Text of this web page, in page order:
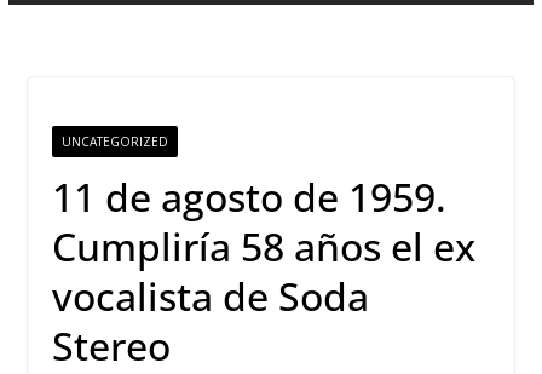
UNCATEGORIZED
11 de agosto de 1959.
Cumpliría 58 años el ex
vocalista de Soda
Stereo